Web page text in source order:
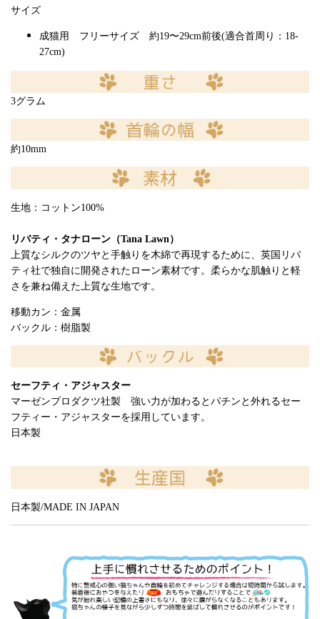
サイズ
成猫用 フリーサイズ 約19〜29cm前後(適合首周り：18-
27cm)
3グラム
約10mm
生地：コットン100%
リバティ・タナローン（Tana Lawn）
上質なシルクのツヤと手触りを木綿で再現するために、英国リバ
ティ社で独自に開発されたローン素材です。柔らかな肌触りと軽
さを兼ね備えた上質な生地です。
移動カン：金属
バックル：樹脂製
セーフティ・アジャスター
マーゼンプロダクツ社製 強い力が加わるとパチンと外れるセー
フティー・アジャスターを採用しています。
日本製
日本製/MADE IN JAPAN